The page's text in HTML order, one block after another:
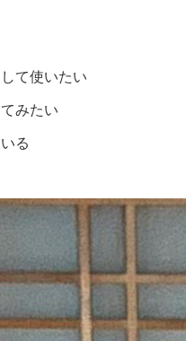
て使いたい
みたい
る